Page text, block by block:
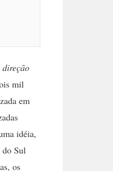
mil
em
idéia,
do Sul
os